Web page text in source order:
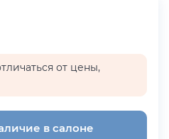
от цены,
в салоне